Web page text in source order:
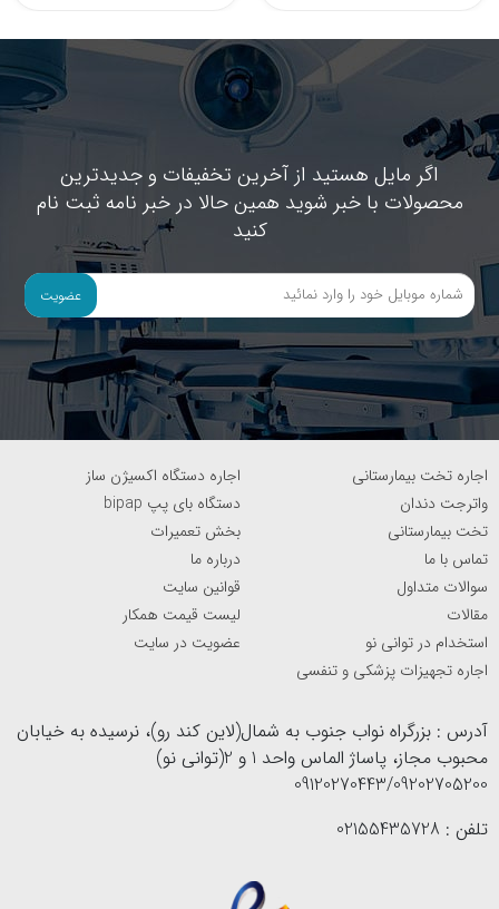
اگر مایل هستید از آخرین تخفیفات و جدیدترین
محصولات با خبر شوید همین حالا در خبر نامه ثبت نام
کنید
عضویت
اجاره تخت بیمارستانی
اجاره دستگاه اکسیژن ساز
واترجت دندان
دستگاه بای پپ bipap
تخت بیمارستانی
بخش تعمیرات
تماس با ما
درباره ما
سوالات متداول
قوانین سایت
مقالات
لیست قیمت همکار
استخدام در توانی نو
عضویت در سایت
اجاره تجهیزات پزشکی و تنفسی
آدرس : بزرگراه نواب جنوب به شمال(لاین کند رو)، نرسیده به خیابان
محبوب مجاز، پاساژ الماس واحد 1 و 2(توانی نو)
09120270443/09202705200
تلفن : 02155435728